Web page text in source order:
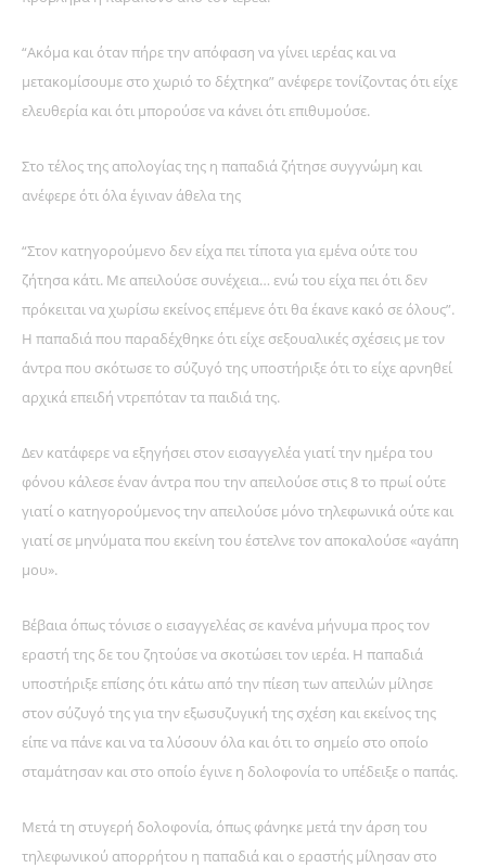
“Ακόμα και όταν πήρε την απόφαση να γίνει ιερέας και να
μετακομίσουμε στο χωριό το δέχτηκα” ανέφερε τονίζοντας ότι είχε
ελευθερία και ότι μπορούσε να κάνει ότι επιθυμούσε.
Στο τέλος της απολογίας της η παπαδιά ζήτησε συγγνώμη και
ανέφερε ότι όλα έγιναν άθελα της
“Στον κατηγορούμενο δεν είχα πει τίποτα για εμένα ούτε του
ζήτησα κάτι. Με απειλούσε συνέχεια… ενώ του είχα πει ότι δεν
πρόκειται να χωρίσω εκείνος επέμενε ότι θα έκανε κακό σε όλους”.
Η παπαδιά που παραδέχθηκε ότι είχε σεξουαλικές σχέσεις με τον
άντρα που σκότωσε το σύζυγό της υποστήριξε ότι το είχε αρνηθεί
αρχικά επειδή ντρεπόταν τα παιδιά της.
Δεν κατάφερε να εξηγήσει στον εισαγγελέα γιατί την ημέρα του
φόνου κάλεσε έναν άντρα που την απειλούσε στις 8 το πρωί ούτε
γιατί ο κατηγορούμενος την απειλούσε μόνο τηλεφωνικά ούτε και
γιατί σε μηνύματα που εκείνη του έστελνε τον αποκαλούσε «αγάπη
μου».
Βέβαια όπως τόνισε ο εισαγγελέας σε κανένα μήνυμα προς τον
εραστή της δε του ζητούσε να σκοτώσει τον ιερέα. Η παπαδιά
υποστήριξε επίσης ότι κάτω από την πίεση των απειλών μίλησε
στον σύζυγό της για την εξωσυζυγική της σχέση και εκείνος της
είπε να πάνε και να τα λύσουν όλα και ότι το σημείο στο οποίο
σταμάτησαν και στο οποίο έγινε η δολοφονία το υπέδειξε ο παπάς.
Μετά τη στυγερή δολοφονία, όπως φάνηκε μετά την άρση του
τηλεφωνικού απορρήτου η παπαδιά και ο εραστής μίλησαν στο